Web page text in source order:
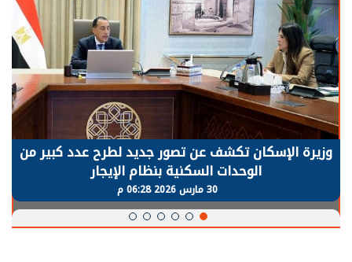
وزيرة الإسكان تكشف عن تصور جديد لطرح عدد كبير من
الوحدات السكنية بنظام الإيجار